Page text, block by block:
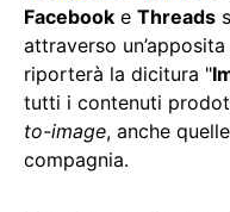
Facebook e Threads
attraverso
riporterà la dicitura "
tutti i contenuti
to-image, anche
compagnia.